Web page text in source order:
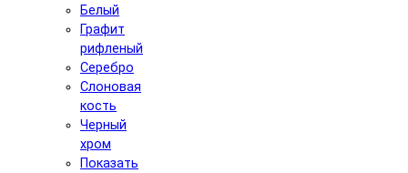
Белый
Графит
рифленый
Серебро
Слоновая
кость
Черный
хром
Показать